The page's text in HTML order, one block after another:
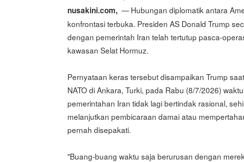
nusakini.com, — Hubungan diplomatik antara
konfrontasi terbuka. Presiden AS Donald Trump
dengan pemerintah Iran telah tertutup pasca-
kawasan Selat Hormuz.
Pernyataan keras tersebut disampaikan Trump
NATO di Ankara, Turki, pada Rabu (8/7/2026)
pemerintahan Iran tidak lagi bertindak rasional,
melanjutkan pembicaraan damai atau
pernah disepakati.
"Buang-buang waktu saja berurusan dengan